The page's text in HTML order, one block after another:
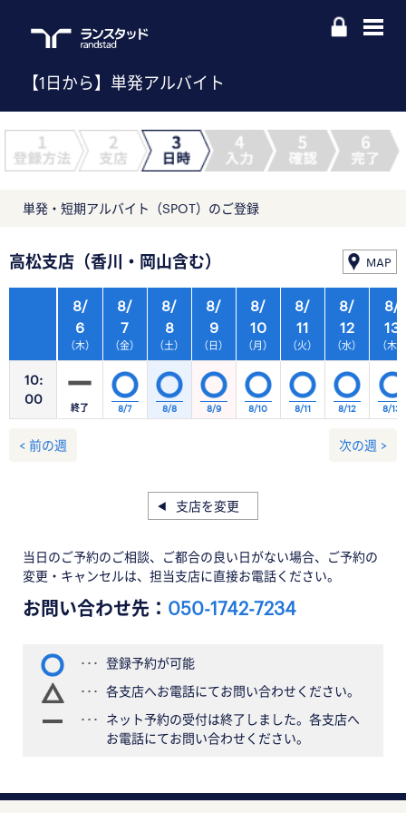
【1日から】単発アルバイト
単発・短期アルバイト（SPOT）のご登録
高松支店（香川・岡山含む） MAP
10:
00
8/
6
（木）
8/
7
（金）
8/
8
（土）
8/
9
（日）
8/
10
（月）
8/
11
（火）
8/
12
（水）
終了 8/7 8/8 8/9 8/10 8/11 8/12
8/
13
（木）
8/13
< 前の週 次の週 >
支店を変更
当日のご予約のご相談、ご都合の良い日がない場合、ご予約の
変更・キャンセルは、担当支店に直接お電話ください。
お問い合わせ先： 050-1742-7234
登録予約が可能
各支店へお電話にてお問い合わせください。
ネット予約の受付は終了しました。各支店へ
お電話にてお問い合わせください。